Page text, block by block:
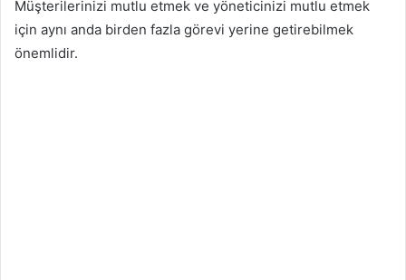
Müşterilerinizi mutlu etmek ve yöneticinizi mutlu etmek
için aynı anda birden fazla görevi yerine getirebilmek
önemlidir.